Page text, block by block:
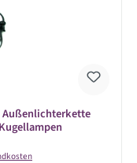
Außenlichterkette